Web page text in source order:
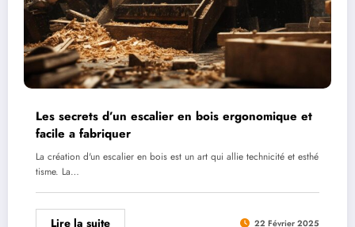
Les secrets d’un escalier en bois ergonomique et
facile a fabriquer
La création d'un escalier en bois est un art qui allie technicité et esthé
tisme. La…
Lire la suite 22 Février 2025